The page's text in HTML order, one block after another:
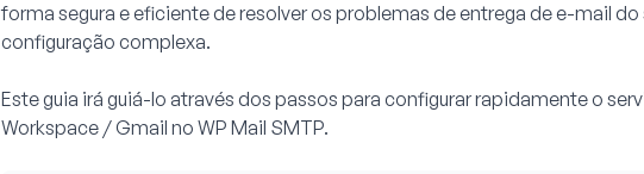
forma segura e eficiente de resolver os problemas de entrega de e-mail do
configuração complexa.
Este guia irá guiá-lo através dos passos para configurar rapidamente o
Workspace / Gmail no WP Mail SMTP.